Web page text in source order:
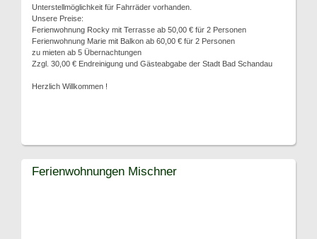
Unterstellmöglichkeit für Fahrräder vorhanden.
Unsere Preise:
Ferienwohnung Rocky mit Terrasse ab 50,00 € für 2 Personen
Ferienwohnung Marie mit Balkon ab 60,00 € für 2 Personen
zu mieten ab 5 Übernachtungen
Zzgl. 30,00 € Endreinigung und Gästeabgabe der Stadt Bad Schandau
Herzlich Willkommen !
Ferienwohnungen Mischner